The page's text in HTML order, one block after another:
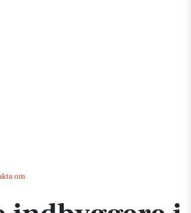
om
i Rebild Kommune oplever indbrud